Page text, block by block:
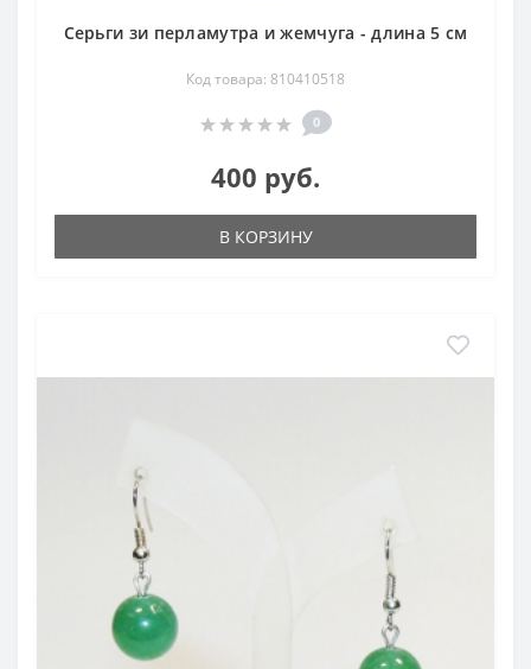
Серьги зи перламутра и жемчуга - длина 5 см
Код товара: 810410518
0
400 руб.
В КОРЗИНУ